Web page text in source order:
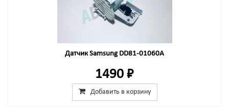
Датчик Samsung DD81-01060A
1490 ₽
Добавить в корзину